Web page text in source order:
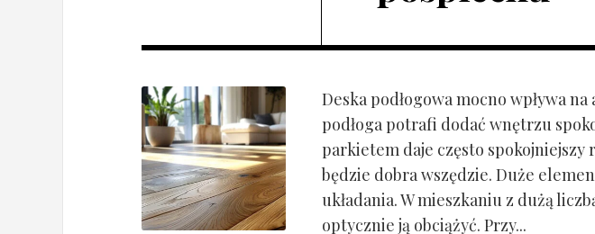
Deska podłogowa mocno wpływa
podłoga potrafi dodać wnętrzu
parkietem daje często spokojniejszy
będzie dobra wszędzie. Duże
układania. W mieszkaniu z dużą
optycznie ją obciążyć. Przy...